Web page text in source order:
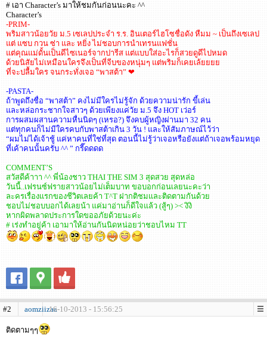
# เอา Character’s มาให้ชมกันก่อนนะคะ ^^
Character’s
-PRIM-
พริมสาวน้อยวัย ม.5 เซเลปประจำ ร.ร. อินเตอร์ไฮโซชื่อดัง หืมม ~ เป็นถึงเซเลป
แต่ แซบ กวน ซ่า และ หยิ่ง ไม่ชอบการนำเทรนแฟชั่น
แต่คุณแม่ดั้นเป็นดีไซเนอร์จากปารีส แต่แบบใส่อะไรก็สวยดูดีไปหมด
ด้วยนิสัยไม่เหมือนใครจึงเป็นที่จีบของหนุ่มๆ แต่พริมก็เคยเล้ยยยย
ที่จะปลื้มใคร จนกระทั่งเจอ “พาสต้า” ❤
-PASTA-
ถ้าพูดถึงชื่อ “พาสต้า” คงไม่มีใครไม่รู้จัก ด้วยความน่ารัก ขี้เล่น
และหล่อกระชากใจสาวๆ ด้วยเพียงแค่วัย ม.5 จึง HOT เว่อร์
การผสมผสานความหื่นนิดๆ (เหรอ?) จึงคบผู้หญิงผ่านมา 32 คน
แต่ทุกคนก็ไม่มีใครคบกับพาสต้าเกิน 3 วัน ! และให้สัมภาษณ์ไว้ว่า
“ผมไม่ได้เจ้าชู้ แค่หาคนที่ใช่ที่สุด ตอนนี้ไม่รู้ว่าเจอหรือยังแต่ถ้าเจอพร้อมหยุด
ที่เค้าคนนั้นครับ ^^ ” กรี๊ดดดด
COMMENT’S
สวัสดีค้าาา ^^ พี่น้องชาว THAI THE SIM 3 สุดสวย สุดหล่อ
วันนี้..เฟรนซ์ฟรายสาวน้อยไม่เต็มบาท ขอบอกก่อนเลยนะคะว่า
ละครเรื่องแรกของชีวิตเลยค้า T^T ฝากติชมและติดตามกันด้วย
ชอบไม่ชอบบอกได้เลยน้า แค่มาอ่านก็ดีใจแล้ว (สู้ๆ) >< งิงิ
หากผิดพลาดประการใดขออภัยด้วยนะค่ะ
# เร่งทำอยู่ค้า เอามาให้อ่านกันนิดหน่อยว่าชอบไหม TT
#2 aomziizaa16-10-2013 - 15:56:25
ติดตามๆๆ